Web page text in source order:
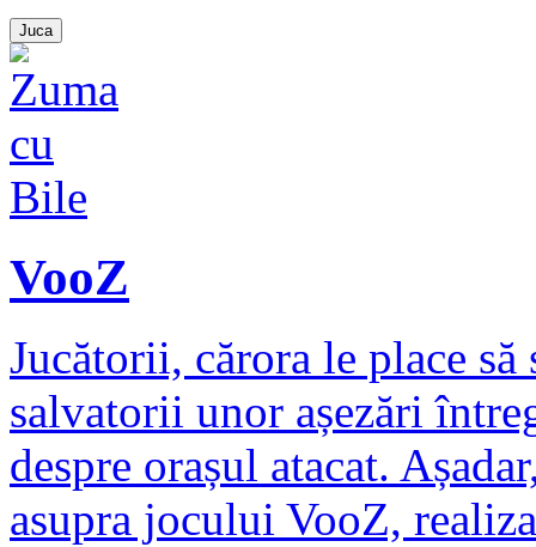
Juca
VooZ
Jucătorii, cărora le place să
salvatorii unor așezări
despre orașul atacat.
asupra jocului VooZ,